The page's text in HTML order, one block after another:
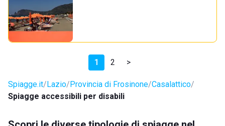
1 2 >
Spiagge.it Lazio Provincia di Frosinone Casalattico
Spiagge accessibili per disabili